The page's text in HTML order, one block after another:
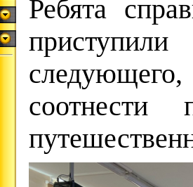
Ребята